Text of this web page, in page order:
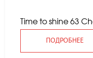
Time to shine 63
ПОДРОБНЕЕ